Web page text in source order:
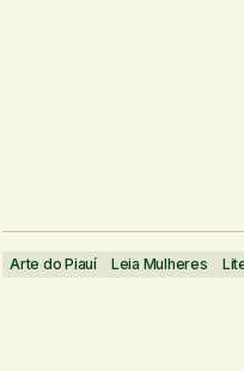
Arte do Piauí Leia Mulheres